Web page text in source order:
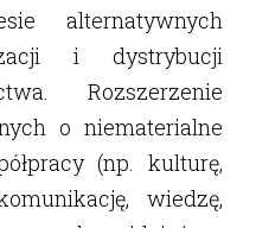
alternatywnych
i dystrybucji
Rozszerzenie
o niematerialne
(np. kulturę,
wiedzę,